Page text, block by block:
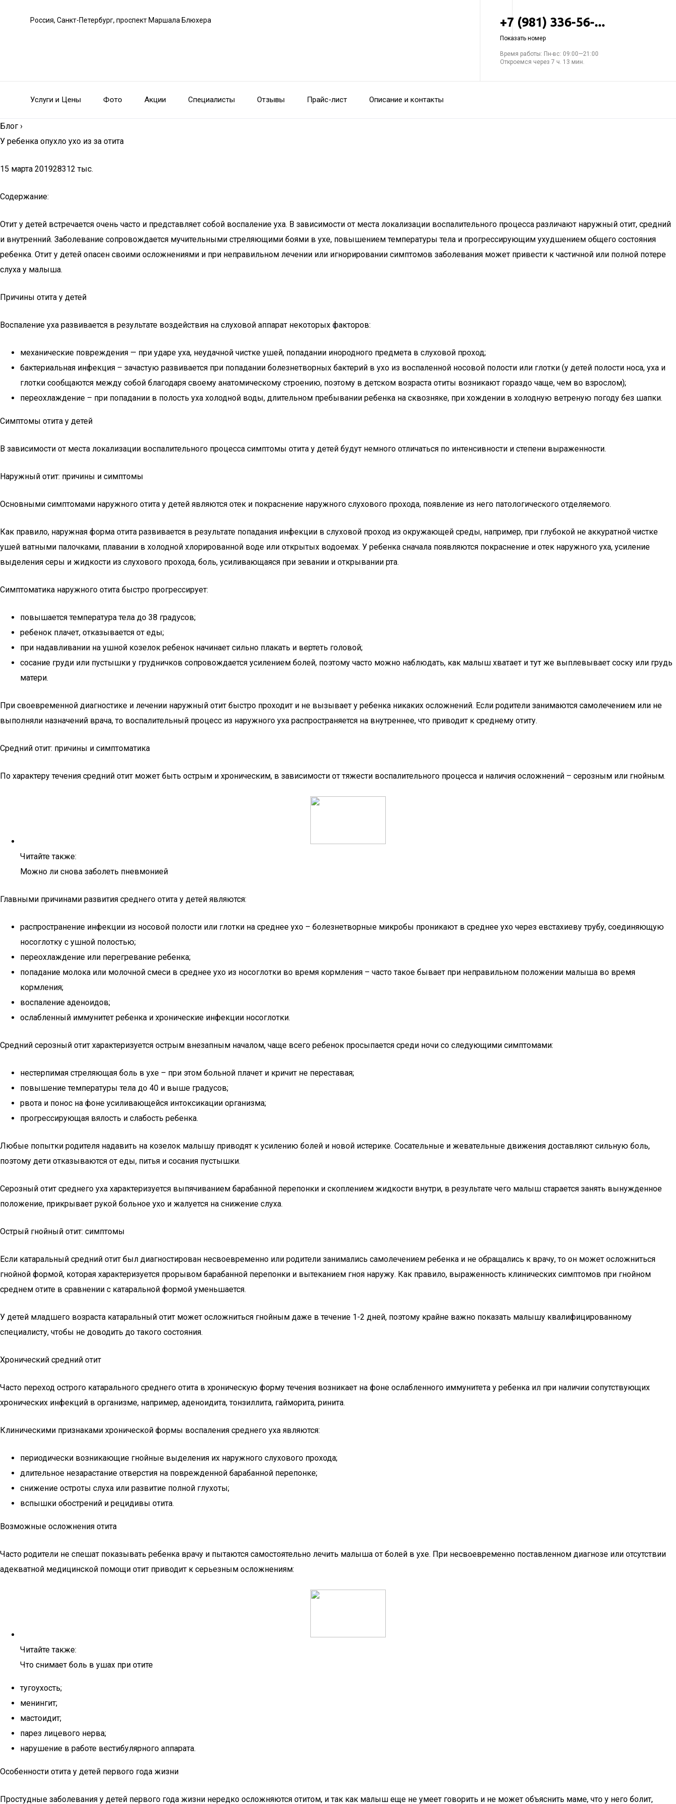
Россия, Санкт-Петербург, проспект Маршала Блюхера +7 (981) 336-56-...
Показать номер
Время работы: Пн-вс: 09:00—21:00
Откроемся через 7 ч. 13 мин.
Услуги и Цены Фото Акции Специалисты Отзывы Прайс-лист Описание и контакты
Блог ›
У ребенка опухло ухо из за отита
15 марта 201928312 тыс.
Содержание:
Отит у детей встречается очень часто и представляет собой воспаление уха. В зависимости от места локализации воспалительного процесса различают наружный отит, средний
и внутренний. Заболевание сопровождается мучительными стреляющими боями в ухе, повышением температуры тела и прогрессирующим ухудшением общего состояния
ребенка. Отит у детей опасен своими осложнениями и при неправильном лечении или игнорировании симптомов заболевания может привести к частичной или полной потере
слуха у малыша.
Причины отита у детей
Воспаление уха развивается в результате воздействия на слуховой аппарат некоторых факторов:
механические повреждения — при ударе уха, неудачной чистке ушей, попадании инородного предмета в слуховой проход;
бактериальная инфекция – зачастую развивается при попадании болезнетворных бактерий в ухо из воспаленной носовой полости или глотки (у детей полости носа, уха и
глотки сообщаются между собой благодаря своему анатомическому строению, поэтому в детском возраста отиты возникают гораздо чаще, чем во взрослом);
переохлаждение – при попадании в полость уха холодной воды, длительном пребывании ребенка на сквозняке, при хождении в холодную ветреную погоду без шапки.
Симптомы отита у детей
В зависимости от места локализации воспалительного процесса симптомы отита у детей будут немного отличаться по интенсивности и степени выраженности.
Наружный отит: причины и симптомы
Основными симптомами наружного отита у детей являются отек и покраснение наружного слухового прохода, появление из него патологического отделяемого.
Как правило, наружная форма отита развивается в результате попадания инфекции в слуховой проход из окружающей среды, например, при глубокой не аккуратной чистке
ушей ватными палочками, плавании в холодной хлорированной воде или открытых водоемах. У ребенка сначала появляются покраснение и отек наружного уха, усиление
выделения серы и жидкости из слухового прохода, боль, усиливающаяся при зевании и открывании рта.
Симптоматика наружного отита быстро прогрессирует:
повышается температура тела до 38 градусов;
ребенок плачет, отказывается от еды;
при надавливании на ушной козелок ребенок начинает сильно плакать и вертеть головой;
сосание груди или пустышки у грудничков сопровождается усилением болей, поэтому часто можно наблюдать, как малыш хватает и тут же выплевывает соску или грудь
матери.
При своевременной диагностике и лечении наружный отит быстро проходит и не вызывает у ребенка никаких осложнений. Если родители занимаются самолечением или не
выполняли назначений врача, то воспалительный процесс из наружного уха распространяется на внутреннее, что приводит к среднему отиту.
Средний отит: причины и симптоматика
По характеру течения средний отит может быть острым и хроническим, в зависимости от тяжести воспалительного процесса и наличия осложнений – серозным или гнойным.
Читайте также:
Можно ли снова заболеть пневмонией
Главными причинами развития среднего отита у детей являются:
распространение инфекции из носовой полости или глотки на среднее ухо – болезнетворные микробы проникают в среднее ухо через евстахиеву трубу, соединяющую
носоглотку с ушной полостью;
переохлаждение или перегревание ребенка;
попадание молока или молочной смеси в среднее ухо из носоглотки во время кормления – часто такое бывает при неправильном положении малыша во время
кормления;
воспаление аденоидов;
ослабленный иммунитет ребенка и хронические инфекции носоглотки.
Средний серозный отит характеризуется острым внезапным началом, чаще всего ребенок просыпается среди ночи со следующими симптомами:
нестерпимая стреляющая боль в ухе – при этом больной плачет и кричит не переставая;
повышение температуры тела до 40 и выше градусов;
рвота и понос на фоне усиливающейся интоксикации организма;
прогрессирующая вялость и слабость ребенка.
Любые попытки родителя надавить на козелок малышу приводят к усилению болей и новой истерике. Сосательные и жевательные движения доставляют сильную боль,
поэтому дети отказываются от еды, питья и сосания пустышки.
Серозный отит среднего уха характеризуется выпячиванием барабанной перепонки и скоплением жидкости внутри, в результате чего малыш старается занять вынужденное
положение, прикрывает рукой больное ухо и жалуется на снижение слуха.
Острый гнойный отит: симптомы
Если катаральный средний отит был диагностирован несвоевременно или родители занимались самолечением ребенка и не обращались к врачу, то он может осложниться
гнойной формой, которая характеризуется прорывом барабанной перепонки и вытеканием гноя наружу. Как правило, выраженность клинических симптомов при гнойном
среднем отите в сравнении с катаральной формой уменьшается.
У детей младшего возраста катаральный отит может осложниться гнойным даже в течение 1-2 дней, поэтому крайне важно показать малышу квалифицированному
специалисту, чтобы не доводить до такого состояния.
Хронический средний отит
Часто переход острого катарального среднего отита в хроническую форму течения возникает на фоне ослабленного иммунитета у ребенка ил при наличии сопутствующих
хронических инфекций в организме, например, аденоидита, тонзиллита, гайморита, ринита.
Клиническими признаками хронической формы воспаления среднего уха являются:
периодически возникающие гнойные выделения их наружного слухового прохода;
длительное незарастание отверстия на поврежденной барабанной перепонке;
снижение остроты слуха или развитие полной глухоты;
вспышки обострений и рецидивы отита.
Возможные осложнения отита
Часто родители не спешат показывать ребенка врачу и пытаются самостоятельно лечить малыша от болей в ухе. При несвоевременно поставленном диагнозе или отсутствии
адекватной медицинской помощи отит приводит к серьезным осложнениям:
Читайте также:
Что снимает боль в ушах при отите
тугоухость;
менингит;
мастоидит;
парез лицевого нерва;
нарушение в работе вестибулярного аппарата.
Особенности отита у детей первого года жизни
Простудные заболевания у детей первого года жизни нередко осложняются отитом, и так как малыш еще не умеет говорить и не может объяснить маме, что у него болит,